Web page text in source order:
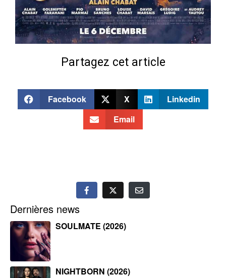
Partagez cet article
Facebook X
Linkedin
Email
Dernières news
SOULMATE (2026)
NIGHTBORN (2026)